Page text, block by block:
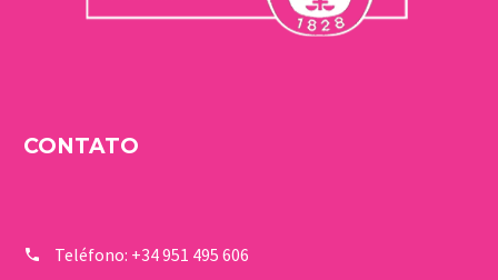
CONTATO
Teléfono: +34 951 495 606